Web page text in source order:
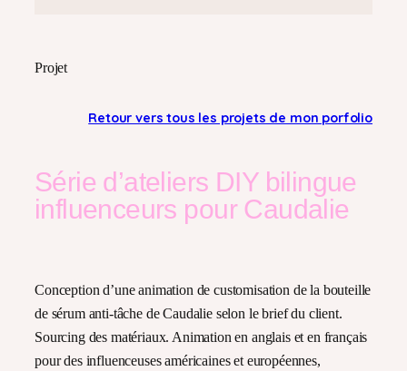
Projet
Retour vers tous les projets de mon porfolio
Série d’ateliers DIY bilingue
influenceurs pour Caudalie
Conception d’une animation de customisation de la bouteille
de sérum anti-tâche de Caudalie selon le brief du client.
Sourcing des matériaux. Animation en anglais et en français
pour des influenceuses américaines et européennes,